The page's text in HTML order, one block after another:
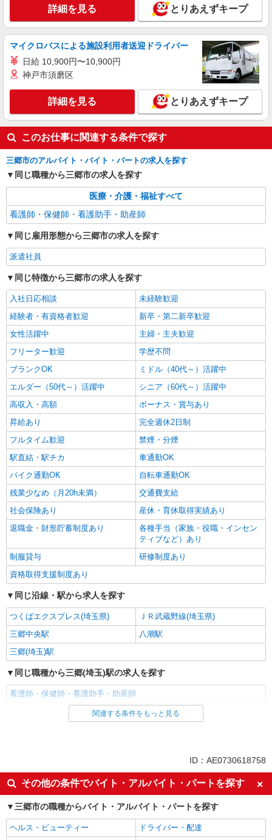
30,000円 ・役職手当：10,000〜70,000円 ・処遇改
善手当：20,000〜60,000円（勤続年数、保有資格
により変動） ・固定残業手当：20,000円（10時
手当として別途支給 ・夜勤手当：10,000円/1回
（上記給与とは別に支給） 下記資格をお持ちの方
歓迎 ・認知症介護基礎研修 ・初任者研修 ・実務
埼玉県三郷市
キープ 詳細を見る
職業紹介
株式会社kotrio /●SW-S-2087047
三郷中央駅★未経験から高時給1550円〜★病
院の看護助手
時給1550円〜2312円 ＜交通費全支給(ガソリ
ン代含む)＞
三郷市
キープ
詳細を見る とりあえずキープ
マイクロバスによる施設利用者送迎ドライバー
日給 10,900円〜10,900円
神戸市須磨区
詳細を見る とりあえずキープ
このお仕事に関連する条件で探す
三郷市のアルバイト・バイト・パートの求人を探す
同じ職種から三郷市の求人を探す
医療・介護・福祉すべて
看護師・保健師・看護助手・助産師
同じ雇用形態から三郷市の求人を探す
派遣社員
同じ特徴から三郷市の求人を探す
入社日応相談
未経験歓迎
経験者・有資格者歓迎
新卒・第二新卒歓迎
女性活躍中
主婦・主夫歓迎
フリーター歓迎
学歴不問
ブランクOK
ミドル（40代～）活躍中
エルダー（50代～）活躍中
シニア（60代～）活躍中
高収入・高額
ボーナス・賞与あり
昇給あり
完全週休2日制
フルタイム歓迎
禁煙・分煙
駅直結・駅チカ
車通勤OK
バイク通勤OK
自転車通勤OK
残業少なめ（月20h未満）
交通費支給
社会保険あり
産休・育休取得実績あり
退職金・財形貯蓄制度あり
各種手当（家族・役職・インセン
ティブなど）あり
制服貸与
研修制度あり
資格取得支援制度あり
同じ沿線・駅から求人を探す
つくばエクスプレス(埼玉県)
ＪＲ武蔵野線(埼玉県)
三郷中央駅
八潮駅
三郷(埼玉)駅
同じ職種から三郷(埼玉)駅の求人を探す
看護師・保健師・看護助手・助産師
同じ雇用形態から三郷(埼玉)駅の求人を探す
入社日応相談
未経験歓迎
経験者・有資格者歓迎
新卒・第二新卒歓迎
女性活躍中
主婦・主夫歓迎
フリーター歓迎
学歴不問
関連する条件をもっと見る
ID：AE0730618758
その他の条件でバイト・アルバイト・パートを探す
三郷市の職種からバイト・アルバイト・パートを探す
ヘルス・ビューティー
ドライバー・配達